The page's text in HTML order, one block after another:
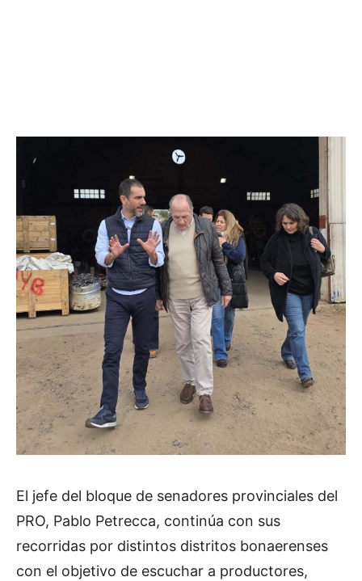
El jefe del bloque de senadores provinciales del
PRO, Pablo Petrecca, continúa con sus
recorridas por distintos distritos bonaerenses
con el objetivo de escuchar a productores,